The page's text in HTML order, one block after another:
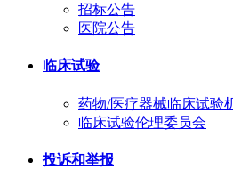
招标公告
医院公告
临床试验
药物/医疗器械临床试验
临床试验伦理委员会
投诉和举报